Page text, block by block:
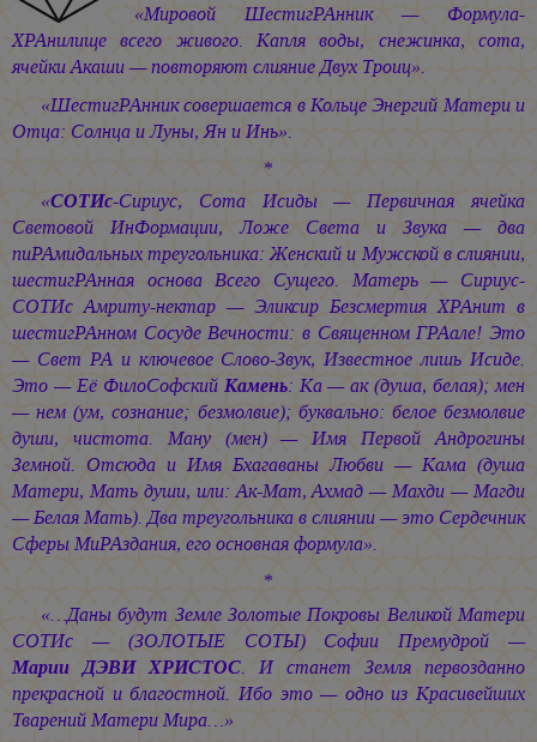
«Мировой ШестигРАнник — Формула-
ХРАнилище всего живого. Капля воды, снежинка, сота,
ячейки Акаши — повторяют слияние Двух Троиц».
«ШестигРАнник совершается в Кольце Энергий Матери и
Отца: Солнца и Луны, Ян и Инь».
*
«СОТИс-Сириус, Сота Исиды — Первичная ячейка
Световой ИнФормации, Ложе Света и Звука — два
пиРАмидальных треугольника: Женский и Мужской в слиянии,
шестигРАнная основа Всего Сущего. Матерь — Сириус-
СОТИс Амриту-нектар — Эликсир Безсмертия ХРАнит в
шестигРАнном Сосуде Вечности: в Священном ГРАале! Это
— Свет РА и ключевое Слово-Звук, Известное лишь Исиде.
Это — Её ФилоСофский Камень: Ка — ак (душа, белая); мен
— нем (ум, сознание; безмолвие); буквально: белое безмолвие
души, чистота. Ману (мен) — Имя Первой Андрогины
Земной. Отсюда и Имя Бхагаваны Любви — Кама (душа
Матери, Мать души, или: Ак-Мат, Ахмад — Махди — Магди
— Белая Мать). Два треугольника в слиянии — это Сердечник
Сферы МиРАздания, его основная формула».
*
«…Даны будут Земле Золотые Покровы Великой Матери
СОТИс — (ЗОЛОТЫЕ СОТЫ) Софии Премудрой —
Марии ДЭВИ ХРИСТОС. И станет Земля первозданно
прекрасной и благостной. Ибо это — одно из Красивейших
Тварений Матери Мира…»